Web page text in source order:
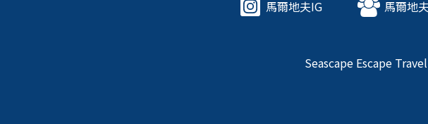
馬爾地夫IG 馬爾地
Seascape Escape